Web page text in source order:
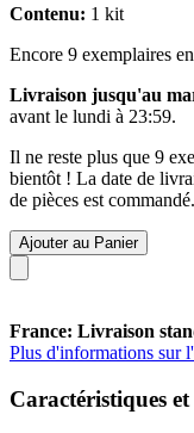
Contenu: 1 kit
Encore 9 exemplaires
Livraison jusqu'au
avant le lundi à 23:59.
Il ne reste plus que 9
bientôt ! La date de
de pièces est commandé.
Ajouter au Panier
France: Livraison
Plus d'informations sur
Caractéristiques